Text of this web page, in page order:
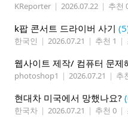
KReporter | 2026.07.22 | 추천
k팝 콘서트 드라이버 사기
한국인 | 2026.07.21 | 추천 1 |
photoshop1 | 2026.07.21 | 추
현대차 미국에서 망했나요?
한국차 | 2026.07.21 | 추천 0 |